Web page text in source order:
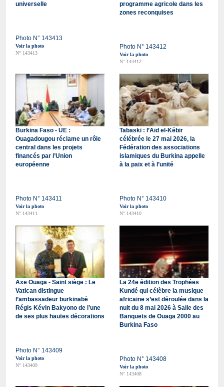
universelle
Photo N° 143413
Voir la photo
N° 143413
programme agricole dans les
zones reconquises
Photo N° 143412
Voir la photo
N° 143412
Burkina Faso - UE :
Ouagadougou réclame un rôle
central dans les projets
financés par l’Union
européenne
Photo N° 143411
Voir la photo
N° 143411
Tabaski : l’Aïd el-Kébir
célébrée le 27 mai 2026, la
Fédération des associations
islamiques du Burkina appelle
à la paix et à l’unité
Photo N° 143410
Voir la photo
N° 143410
Axe Ouaga - Saint siège : Le
Vatican distingue
l’ambassadeur burkinabè
Régis Kévin Bakyono de l’une
de ses plus hautes décorations
Photo N° 143409
Voir la photo
N° 143409
La 24e édition des Trophées
Kundé qui célèbre la musique
africaine s’est déroulée dans la
nuit du 8 mai 2026 à Salle des
Banquets de Ouaga 2000 au
Burkina Faso
Photo N° 143408
Voir la photo
N° 143408